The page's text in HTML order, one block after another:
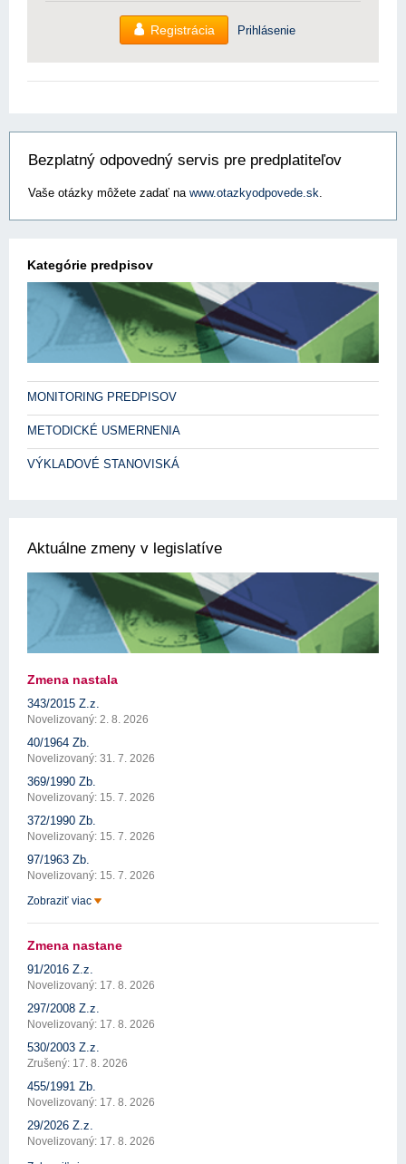
Registrácia Prihlásenie
Bezplatný odpovedný servis pre predplatiteľov
Vaše otázky môžete zadať na www.otazkyodpovede.sk.
Kategórie predpisov
MONITORING PREDPISOV
METODICKÉ USMERNENIA
VÝKLADOVÉ STANOVISKÁ
Aktuálne zmeny v legislatíve
Zmena nastala
343/2015 Z.z.
Novelizovaný: 2. 8. 2026
40/1964 Zb.
Novelizovaný: 31. 7. 2026
369/1990 Zb.
Novelizovaný: 15. 7. 2026
372/1990 Zb.
Novelizovaný: 15. 7. 2026
97/1963 Zb.
Novelizovaný: 15. 7. 2026
Zobraziť viac
Zmena nastane
91/2016 Z.z.
Novelizovaný: 17. 8. 2026
297/2008 Z.z.
Novelizovaný: 17. 8. 2026
530/2003 Z.z.
Zrušený: 17. 8. 2026
455/1991 Zb.
Novelizovaný: 17. 8. 2026
29/2026 Z.z.
Novelizovaný: 17. 8. 2026